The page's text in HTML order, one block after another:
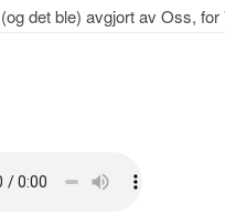
(og det ble) avgjort av Oss,